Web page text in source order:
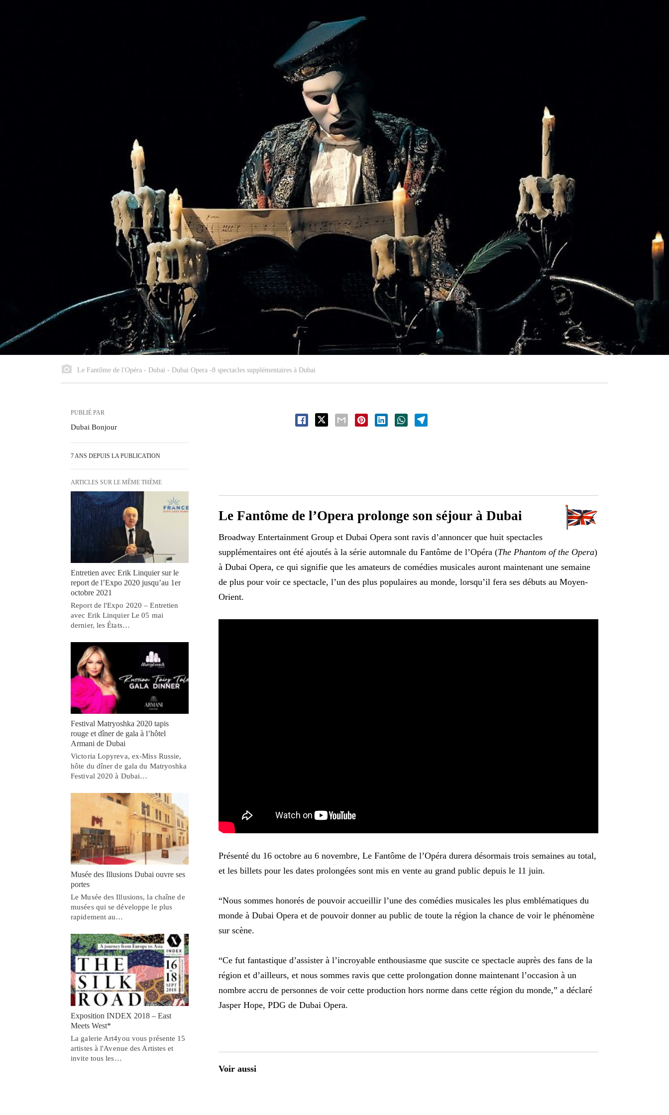
Le Fantôme de l'Opéra - Dubai - Dubai Opera -8 spectacles supplémentaires à Dubai
Le Fantôme de l’Opera prolonge son séjour à Dubai
Broadway Entertainment Group et Dubai Opera sont ravis d’annoncer que huit spectacles
supplémentaires ont été ajoutés à la série automnale du Fantôme de l’Opéra (The Phantom of the Opera)
à Dubai Opera, ce qui signifie que les amateurs de comédies musicales auront maintenant une semaine
de plus pour voir ce spectacle, l’un des plus populaires au monde, lorsqu’il fera ses débuts au Moyen-
Orient.
Présenté du 16 octobre au 6 novembre, Le Fantôme de l’Opéra durera désormais trois semaines au total,
et les billets pour les dates prolongées sont mis en vente au grand public depuis le 11 juin.
“Nous sommes honorés de pouvoir accueillir l’une des comédies musicales les plus emblématiques du
monde à Dubai Opera et de pouvoir donner au public de toute la région la chance de voir le phénomène
sur scène.
“Ce fut fantastique d’assister à l’incroyable enthousiasme que suscite ce spectacle auprès des fans de la
région et d’ailleurs, et nous sommes ravis que cette prolongation donne maintenant l’occasion à un
nombre accru de personnes de voir cette production hors norme dans cette région du monde,” a déclaré
Jasper Hope, PDG de Dubai Opera.
Voir aussi
PUBLIÉ PAR
Dubai Bonjour
7 ANS DEPUIS LA PUBLICATION
ARTICLES SUR LE MÊME THÈME
Entretien avec Erik Linquier sur le
report de l’Expo 2020 jusqu’au 1er
octobre 2021
Report de l'Expo 2020 – Entretien
avec Erik Linquier Le 05 mai
dernier, les États…
Festival Matryoshka 2020 tapis
rouge et dîner de gala à l’hôtel
Armani de Dubai
Victoria Lopyreva, ex-Miss Russie,
hôte du dîner de gala du Matryoshka
Festival 2020 à Dubai…
Musée des Illusions Dubai ouvre ses
portes
Le Musée des Illusions, la chaîne de
musées qui se développe le plus
rapidement au…
Exposition INDEX 2018 – East
Meets West*
La galerie Art4you vous présente 15
artistes à l'Avenue des Artistes et
invite tous les…